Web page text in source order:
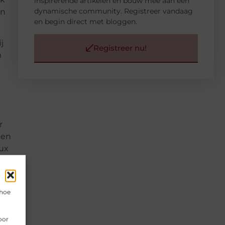
dynamische community. Registreer vandaag
en begin direct met bloggen.
Registreer nu!